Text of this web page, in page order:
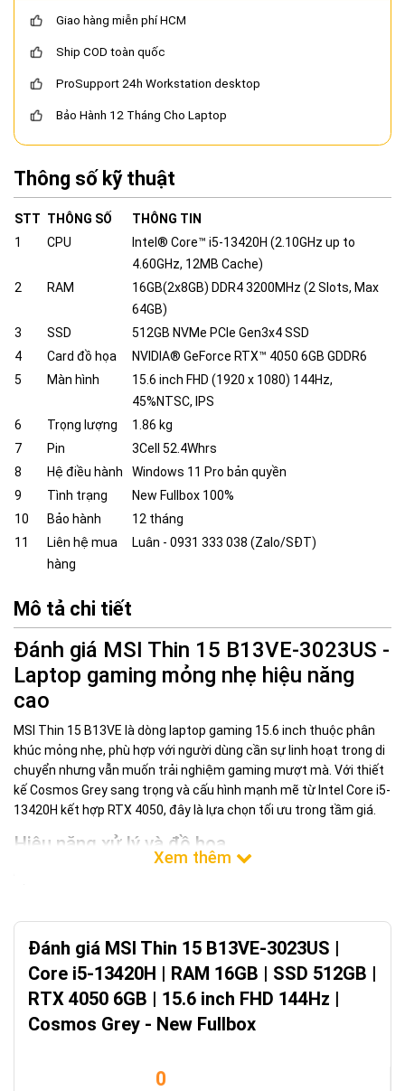
Giao hàng miễn phí HCM
Ship COD toàn quốc
ProSupport 24h Workstation desktop
Bảo Hành 12 Tháng Cho Laptop
Thông số kỹ thuật
STT THÔNG SỐ
THÔNG TIN
1
CPU
Intel® Core™ i5-13420H (2.10GHz up to
4.60GHz, 12MB Cache)
2
RAM
16GB(2x8GB) DDR4 3200MHz (2 Slots, Max
64GB)
3
SSD
512GB NVMe PCIe Gen3x4 SSD
4
Card đồ họa
NVIDIA® GeForce RTX™ 4050 6GB GDDR6
5
Màn hình
15.6 inch FHD (1920 x 1080) 144Hz,
45%NTSC, IPS
6
Trọng lượng
1.86 kg
7
Pin
3Cell 52.4Whrs
8
Hệ điều hành
Windows 11 Pro bản quyền
9
Tình trạng
New Fullbox 100%
10
Bảo hành
12 tháng
11
Liên hệ mua
hàng
Luân - 0931 333 038 (Zalo/SĐT)
Mô tả chi tiết
Đánh giá MSI Thin 15 B13VE-3023US -
Laptop gaming mỏng nhẹ hiệu năng
cao
MSI Thin 15 B13VE là dòng laptop gaming 15.6 inch thuộc phân
khúc mỏng nhẹ, phù hợp với người dùng cần sự linh hoạt trong di
chuyển nhưng vẫn muốn trải nghiệm gaming mượt mà. Với thiết
kế Cosmos Grey sang trọng và cấu hình mạnh mẽ từ Intel Core i5-
13420H kết hợp RTX 4050, đây là lựa chọn tối ưu trong tầm giá.
Hiệu năng xử lý và đồ họa
tác vụ đồ họa như chỉnh sửa ảnh, video cơ bản.
Màn hình 144Hz cho trải nghiệm mượt mà
hình ảnh chuyển động mượt mà, giảm thiểu hiện tượng xé hình
Đánh giá MSI Thin 15 B13VE-3023US |
Core i5-13420H | RAM 16GB | SSD 512GB |
RTX 4050 6GB | 15.6 inch FHD 144Hz |
Cosmos Grey - New Fullbox
0